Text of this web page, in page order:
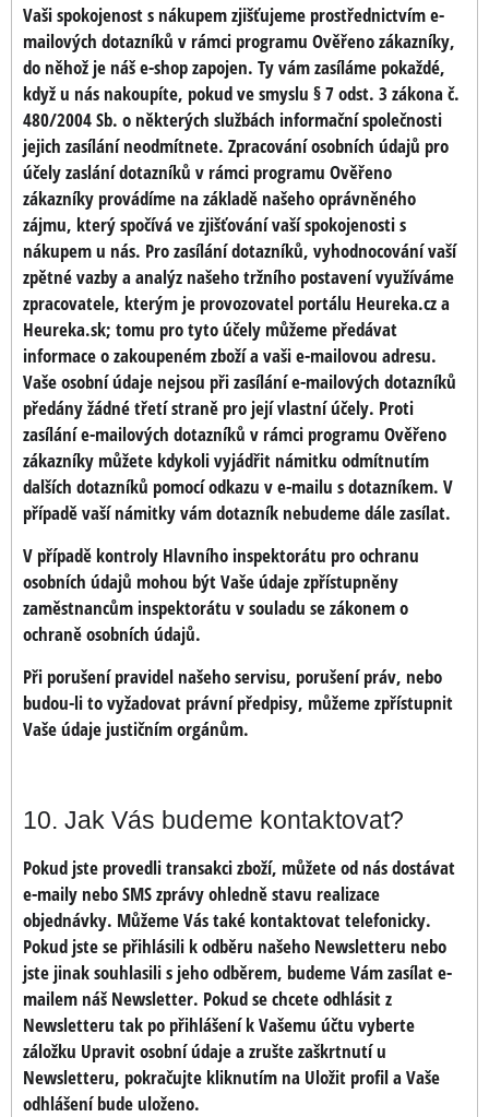
Vaši spokojenost s nákupem zjišťujeme prostřednictvím e-
mailových dotazníků v rámci programu Ověřeno zákazníky,
do něhož je náš e-shop zapojen. Ty vám zasíláme pokaždé,
když u nás nakoupíte, pokud ve smyslu § 7 odst. 3 zákona č.
480/2004 Sb. o některých službách informační společnosti
jejich zasílání neodmítnete. Zpracování osobních údajů pro
účely zaslání dotazníků v rámci programu Ověřeno
zákazníky provádíme na základě našeho oprávněného
zájmu, který spočívá ve zjišťování vaší spokojenosti s
nákupem u nás. Pro zasílání dotazníků, vyhodnocování vaší
zpětné vazby a analýz našeho tržního postavení využíváme
zpracovatele, kterým je provozovatel portálu Heureka.cz a
Heureka.sk; tomu pro tyto účely můžeme předávat
informace o zakoupeném zboží a vaši e-mailovou adresu.
Vaše osobní údaje nejsou při zasílání e-mailových dotazníků
předány žádné třetí straně pro její vlastní účely. Proti
zasílání e-mailových dotazníků v rámci programu Ověřeno
zákazníky můžete kdykoli vyjádřit námitku odmítnutím
dalších dotazníků pomocí odkazu v e-mailu s dotazníkem. V
případě vaší námitky vám dotazník nebudeme dále zasílat.
V případě kontroly Hlavního inspektorátu pro ochranu
osobních údajů mohou být Vaše údaje zpřístupněny
zaměstnancům inspektorátu v souladu se zákonem o
ochraně osobních údajů.
Při porušení pravidel našeho servisu, porušení práv, nebo
budou-li to vyžadovat právní předpisy, můžeme zpřístupnit
Vaše údaje justičním orgánům.
10. Jak Vás budeme kontaktovat?
Pokud jste provedli transakci zboží, můžete od nás dostávat
e-maily nebo SMS zprávy ohledně stavu realizace
objednávky. Můžeme Vás také kontaktovat telefonicky.
Pokud jste se přihlásili k odběru našeho Newsletteru nebo
jste jinak souhlasili s jeho odběrem, budeme Vám zasílat e-
mailem náš Newsletter. Pokud se chcete odhlásit z
Newsletteru tak po přihlášení k Vašemu účtu vyberte
záložku Upravit osobní údaje a zrušte zaškrtnutí u
Newsletteru, pokračujte kliknutím na Uložit profil a Vaše
odhlášení bude uloženo.